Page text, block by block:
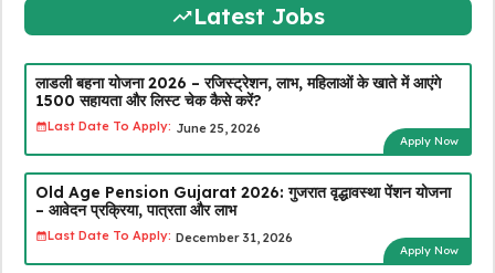
Latest Jobs
लाडली बहना योजना 2026 – रजिस्ट्रेशन, लाभ, महिलाओं के खाते में आएंगे
₹1500 सहायता और लिस्ट चेक कैसे करें?
Last Date To Apply: June 25, 2026
Apply Now
Old Age Pension Gujarat 2026: गुजरात वृद्धावस्था पेंशन योजना
– आवेदन प्रक्रिया, पात्रता और लाभ
Last Date To Apply: December 31, 2026
Apply Now